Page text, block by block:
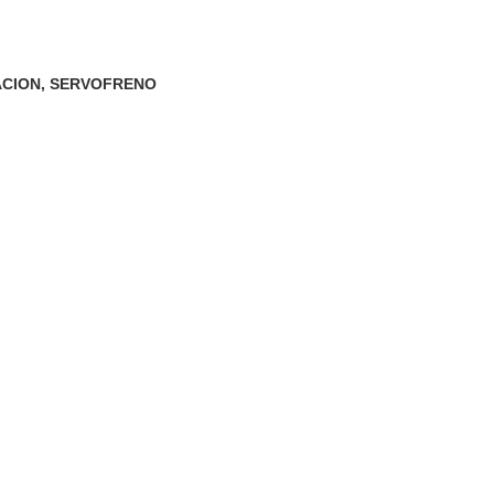
, SERVOFRENO